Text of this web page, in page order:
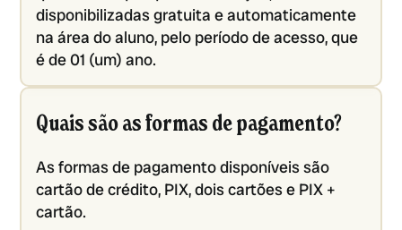
disponibilizadas gratuita e automaticamente
na área do aluno, pelo período de acesso, que
é de 01 (um) ano.
Quais são as formas de pagamento?
As formas de pagamento disponíveis são
cartão de crédito, PIX, dois cartões e PIX +
cartão.